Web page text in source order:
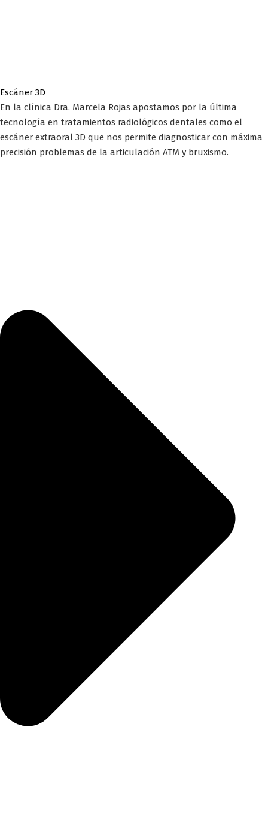
Escáner 3D
En la clínica Dra. Marcela Rojas apostamos por la última
tecnología en tratamientos radiológicos dentales como el
escáner extraoral 3D que nos permite diagnosticar con máxima
precisión problemas de la articulación ATM y bruxismo.